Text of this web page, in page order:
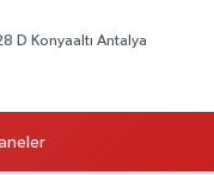
D Konyaaltı Antalya